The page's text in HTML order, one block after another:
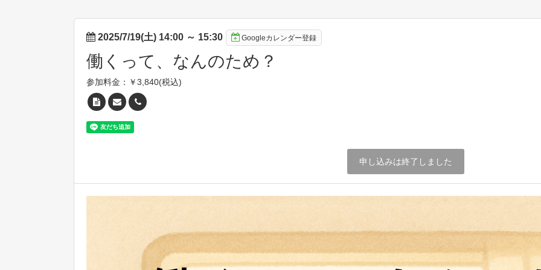
2025/7/19(土) 14:00 ～ 15:30 Googleカレンダー登録
働くって、なんのため？
参加料金：￥3,840(税込)
申し込みは終了しました